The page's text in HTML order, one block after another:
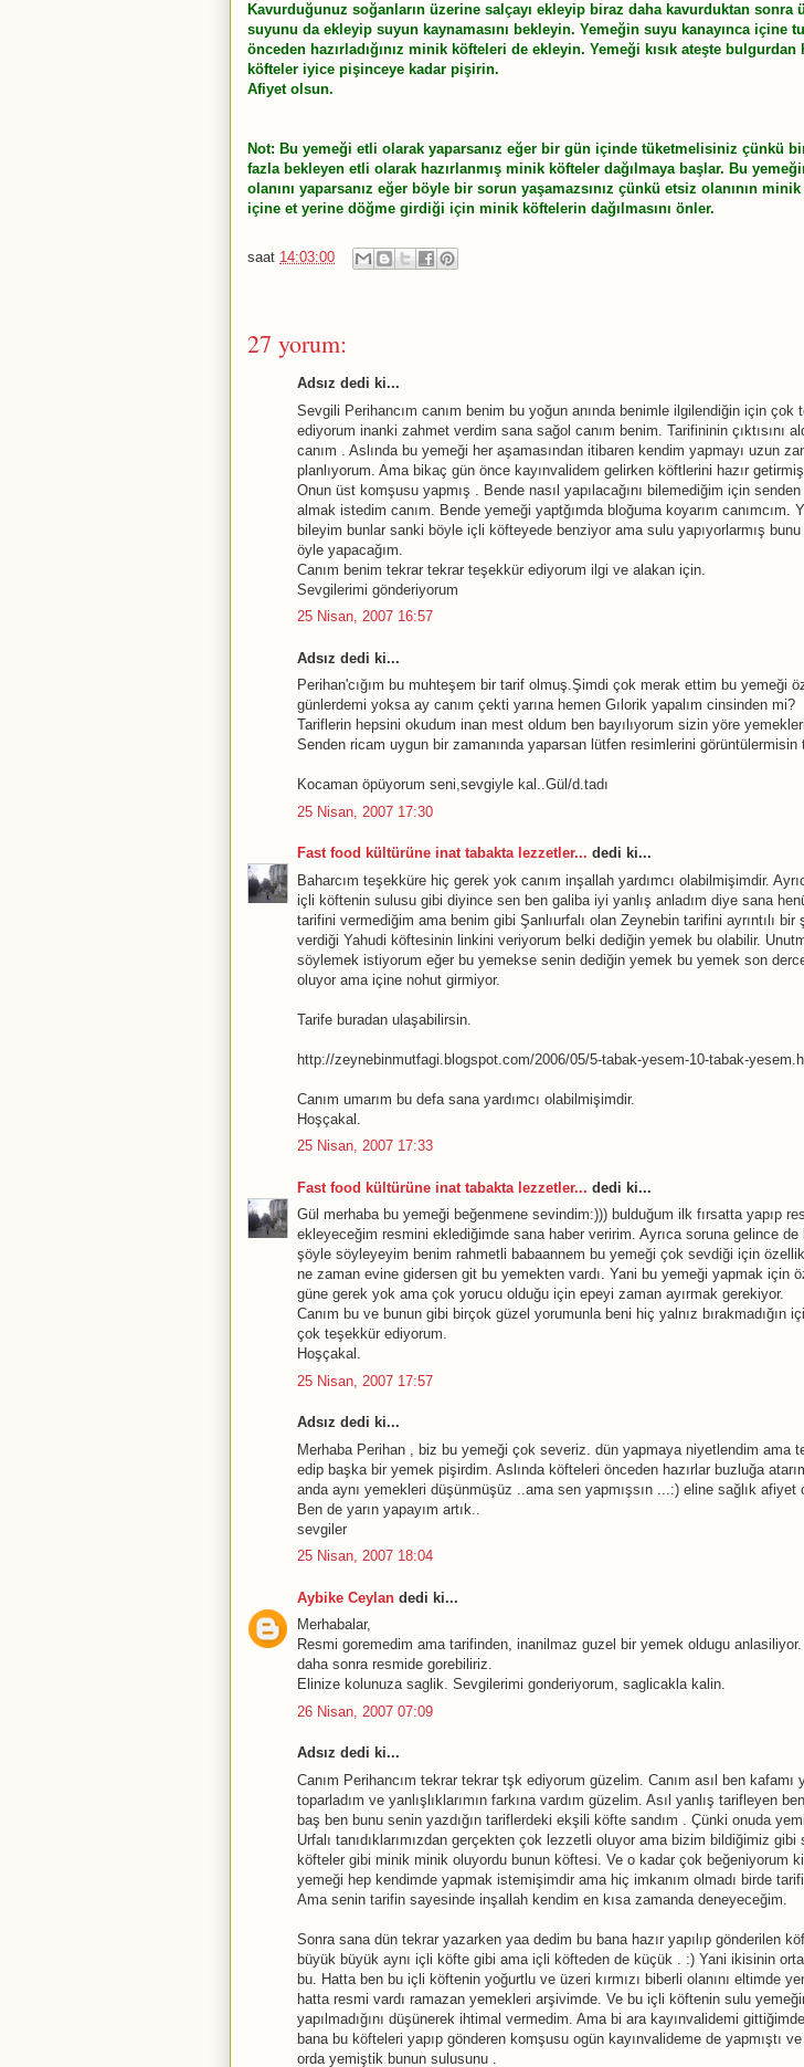
Kavurduğunuz soğanların üzerine salçayı ekleyip biraz daha kavurduktan sonra
suyunu da ekleyip suyun kaynamasını bekleyin. Yemeğin suyu kanayınca içine
önceden hazırladığınız minik köfteleri de ekleyin. Yemeği kısık ateşte bulgurdan
köfteler iyice pişinceye kadar pişirin.
Afiyet olsun.
Not: Bu yemeği etli olarak yaparsanız eğer bir gün içinde tüketmelisiniz çünkü
fazla bekleyen etli olarak hazırlanmış minik köfteler dağılmaya başlar. Bu
olanını yaparsanız eğer böyle bir sorun yaşamazsınız çünkü etsiz olanının
içine et yerine döğme girdiği için minik köftelerin dağılmasını önler.
saat 14:03:00
27 yorum:
Adsız dedi ki...
Sevgili Perihancım canım benim bu yoğun anında benimle ilgilendiğin için çok
ediyorum inanki zahmet verdim sana sağol canım benim. Tarifininin çıktısını
canım . Aslında bu yemeği her aşamasından itibaren kendim yapmayı uzun
planlıyorum. Ama bikaç gün önce kayınvalidem gelirken köftlerini hazır
Onun üst komşusu yapmış . Bende nasıl yapılacağını bilemediğim için senden
almak istedim canım. Bende yemeği yaptğımda bloğuma koyarım canımcım.
bileyim bunlar sanki böyle içli köfteyede benziyor ama sulu yapıyorlarmış bunu
öyle yapacağım.
Canım benim tekrar tekrar teşekkür ediyorum ilgi ve alakan için.
Sevgilerimi gönderiyorum
25 Nisan, 2007 16:57
Adsız dedi ki...
Perihan'cığım bu muhteşem bir tarif olmuş.Şimdi çok merak ettim bu yemeği
günlerdemi yoksa ay canım çekti yarına hemen Gılorik yapalım cinsinden mi?
Tariflerin hepsini okudum inan mest oldum ben bayılıyorum sizin yöre
Senden ricam uygun bir zamanında yaparsan lütfen resimlerini görüntülermisin
Kocaman öpüyorum seni,sevgiyle kal..Gül/d.tadı
25 Nisan, 2007 17:30
Fast food kültürüne inat tabakta lezzetler... dedi ki...
Baharcım teşekküre hiç gerek yok canım inşallah yardımcı olabilmişimdir.
içli köftenin sulusu gibi diyince sen ben galiba iyi yanlış anladım diye sana
tarifini vermediğim ama benim gibi Şanlıurfalı olan Zeynebin tarifini ayrıntılı bir
verdiği Yahudi köftesinin linkini veriyorum belki dediğin yemek bu olabilir.
söylemek istiyorum eğer bu yemekse senin dediğin yemek bu yemek son
oluyor ama içine nohut girmiyor.
Tarife buradan ulaşabilirsin.
http://zeynebinmutfagi.blogspot.com/2006/05/5-tabak-yesem-10-tabak-
Canım umarım bu defa sana yardımcı olabilmişimdir.
Hoşçakal.
25 Nisan, 2007 17:33
Fast food kültürüne inat tabakta lezzetler... dedi ki...
Gül merhaba bu yemeği beğenmene sevindim:))) bulduğum ilk fırsatta yapıp
ekleyeceğim resmini eklediğimde sana haber veririm. Ayrıca soruna gelince de
şöyle söyleyeyim benim rahmetli babaannem bu yemeği çok sevdiği için
ne zaman evine gidersen git bu yemekten vardı. Yani bu yemeği yapmak için
güne gerek yok ama çok yorucu olduğu için epeyi zaman ayırmak gerekiyor.
Canım bu ve bunun gibi birçok güzel yorumunla beni hiç yalnız bırakmadığın
çok teşekkür ediyorum.
Hoşçakal.
25 Nisan, 2007 17:57
Adsız dedi ki...
Merhaba Perihan , biz bu yemeği çok severiz. dün yapmaya niyetlendim ama
edip başka bir yemek pişirdim. Aslında köfteleri önceden hazırlar buzluğa
anda aynı yemekleri düşünmüşüz ..ama sen yapmışsın ...:) eline sağlık afiyet
Ben de yarın yapayım artık..
sevgiler
25 Nisan, 2007 18:04
Aybike Ceylan dedi ki...
Merhabalar,
Resmi goremedim ama tarifinden, inanilmaz guzel bir yemek oldugu
daha sonra resmide gorebiliriz.
Elinize kolunuza saglik. Sevgilerimi gonderiyorum, saglicakla kalin.
26 Nisan, 2007 07:09
Adsız dedi ki...
Canım Perihancım tekrar tekrar tşk ediyorum güzelim. Canım asıl ben kafamı
toparladım ve yanlışlıklarımın farkına vardım güzelim. Asıl yanlış tarifleyen
baş ben bunu senin yazdığın tariflerdeki ekşili köfte sandım . Çünki onuda
Urfalı tanıdıklarımızdan gerçekten çok lezzetli oluyor ama bizim bildiğimiz gibi
köfteler gibi minik minik oluyordu bunun köftesi. Ve o kadar çok beğeniyorum
yemeği hep kendimde yapmak istemişimdir ama hiç imkanım olmadı birde tarifi
Ama senin tarifin sayesinde inşallah kendim en kısa zamanda deneyeceğim.
Sonra sana dün tekrar yazarken yaa dedim bu bana hazır yapılıp gönderilen
büyük büyük aynı içli köfte gibi ama içli köfteden de küçük . :) Yani ikisinin
bu. Hatta ben bu içli köftenin yoğurtlu ve üzeri kırmızı biberli olanını eltimde
hatta resmi vardı ramazan yemekleri arşivimde. Ve bu içli köftenin sulu
yapılmadığını düşünerek ihtimal vermedim. Ama bi ara kayınvalidemi
bana bu köfteleri yapıp gönderen komşusu ogün kayınvalideme de yapmıştı
orda yemiştik bunun sulusunu .